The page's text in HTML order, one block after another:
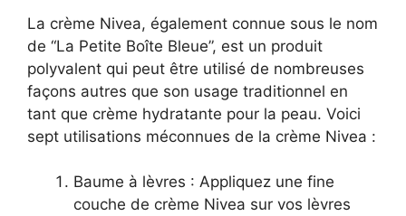
La crème Nivea, également connue sous le nom
de “La Petite Boîte Bleue”, est un produit
polyvalent qui peut être utilisé de nombreuses
façons autres que son usage traditionnel en
tant que crème hydratante pour la peau. Voici
sept utilisations méconnues de la crème Nivea :
Baume à lèvres : Appliquez une fine
couche de crème Nivea sur vos lèvres